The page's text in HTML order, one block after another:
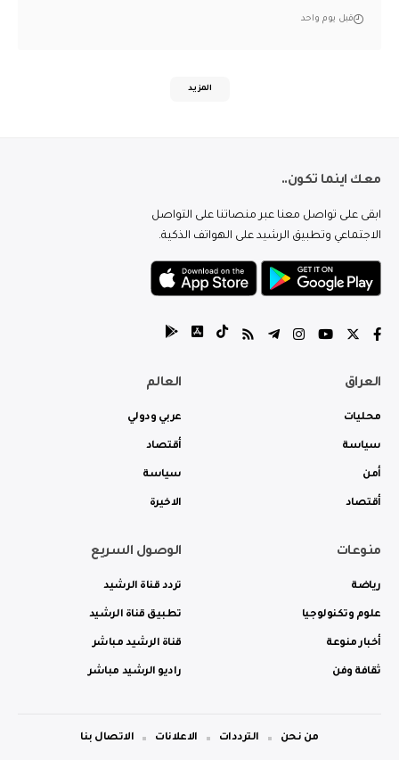
قبل يوم واحد
المزيد
معك اينما تكون..
ابقى على تواصل معنا عبر منصاتنا على التواصل
الاجتماعي وتطبيق الرشيد على الهواتف الذكية.
العراق
محليات
سياسة
أمن
أقتصاد
العالم
عربي ودولي
أقتصاد
سياسة
الاخيرة
منوعات
رياضة
علوم وتكنولوجيا
أخبار منوعة
ثقافة وفن
الوصول السريع
تردد قناة الرشيد
تطبيق قناة الرشيد
قناة الرشيد مباشر
راديو الرشيد مباشر
من نحن الترددات الاعلانات الاتصال بنا